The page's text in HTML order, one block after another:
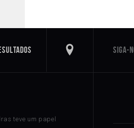
teve um papel